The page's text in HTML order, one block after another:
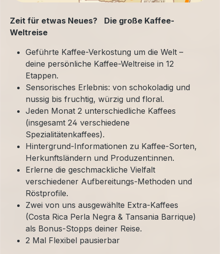
Zeit für etwas Neues? Die große Kaffee-
Weltreise
Geführte Kaffee-Verkostung um die Welt –
deine persönliche Kaffee-Weltreise in 12
Etappen.
Sensorisches Erlebnis: von schokoladig und
nussig bis fruchtig, würzig und floral.
Jeden Monat 2 unterschiedliche Kaffees
(insgesamt 24 verschiedene
Spezialitätenkaffees).
Hintergrund-Informationen zu Kaffee-Sorten,
Herkunftsländern und Produzent:innen.
Erlerne die geschmackliche Vielfalt
verschiedener Aufbereitungs-Methoden und
Röstprofile.
Zwei von uns ausgewählte Extra-Kaffees
(Costa Rica Perla Negra & Tansania Barrique)
als Bonus-Stopps deiner Reise.
2 Mal Flexibel pausierbar